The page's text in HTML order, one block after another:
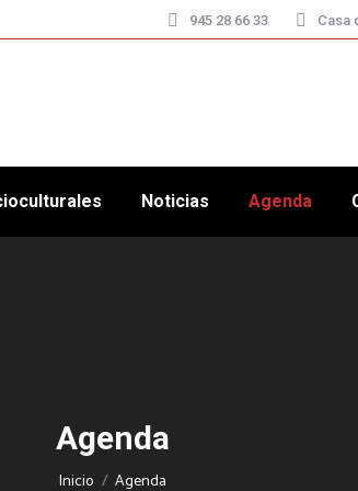
945 28 66 33 Casa
Noticias Agenda
Agenda
Estás aquí:
Inicio Agenda